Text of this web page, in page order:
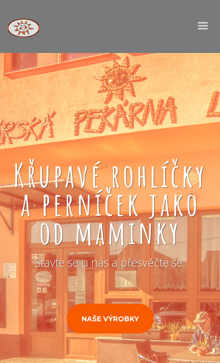
Křupavé rohlíčky
a perníček jako
od maminky
Stavte se u nás a přesvěčte se.
NAŠE VÝROBKY